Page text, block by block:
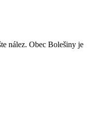
nález. Obec Bolešiny je